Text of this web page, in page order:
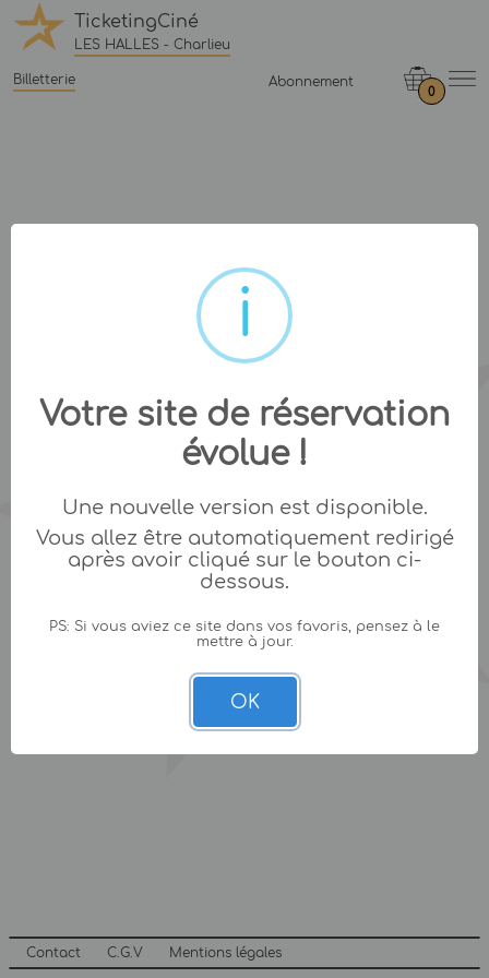
TicketingCiné
LES HALLES - Charlieu
Billetterie Abonnement
0
Contact C.G.V Mentions légales
Votre site de réservation
évolue !
Une nouvelle version est disponible.
Vous allez être automatiquement redirigé
après avoir cliqué sur le bouton ci-
dessous.
PS: Si vous aviez ce site dans vos favoris, pensez à le
mettre à jour.
OK